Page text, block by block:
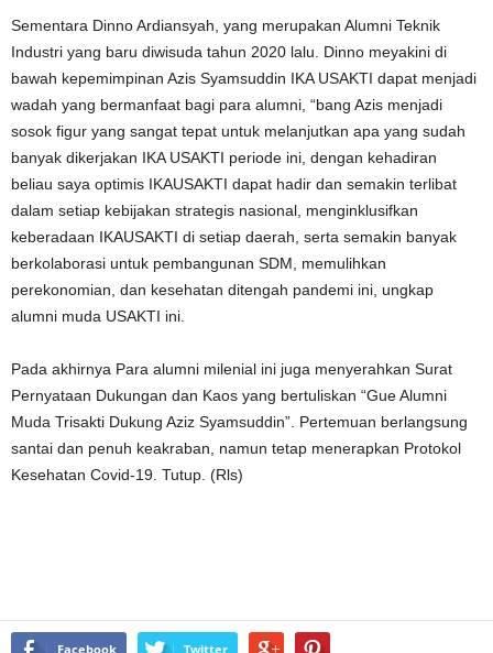
Sementara Dinno Ardiansyah, yang merupakan Alumni Teknik
Industri yang baru diwisuda tahun 2020 lalu. Dinno meyakini di
bawah kepemimpinan Azis Syamsuddin IKA USAKTI dapat menjadi
wadah yang bermanfaat bagi para alumni, “bang Azis menjadi
sosok figur yang sangat tepat untuk melanjutkan apa yang sudah
banyak dikerjakan IKA USAKTI periode ini, dengan kehadiran
beliau saya optimis IKAUSAKTI dapat hadir dan semakin terlibat
dalam setiap kebijakan strategis nasional, menginklusifkan
keberadaan IKAUSAKTI di setiap daerah, serta semakin banyak
berkolaborasi untuk pembangunan SDM, memulihkan
perekonomian, dan kesehatan ditengah pandemi ini, ungkap
alumni muda USAKTI ini.
Pada akhirnya Para alumni milenial ini juga menyerahkan Surat
Pernyataan Dukungan dan Kaos yang bertuliskan “Gue Alumni
Muda Trisakti Dukung Aziz Syamsuddin”. Pertemuan berlangsung
santai dan penuh keakraban, namun tetap menerapkan Protokol
Kesehatan Covid-19. Tutup. (Rls)
Facebook Twitter